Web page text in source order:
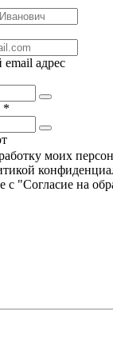
адрес
*
моих
с "Согласие на